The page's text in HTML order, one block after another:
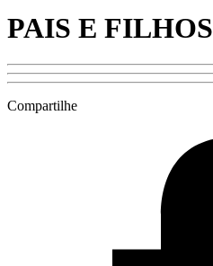
PAIS E FILHOS
Compartilhe